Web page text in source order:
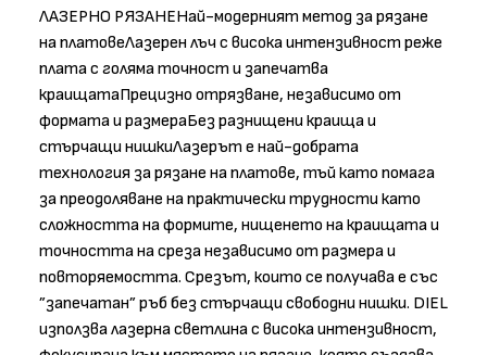
ЛАЗЕРНО РЯЗАНЕНай-модерният метод за рязане
на платовеЛазерен лъч с висока интензивност реже
плата с голяма точност и запечатва
краищатаПрецизно отрязване, независимо от
формата и размераБез разнищени краища и
стърчащи нишкиЛазерът е най-добрата
технология за рязане на платове, тъй като помага
за преодоляване на практически трудности като
сложността на формите, нищенето на краищата и
точността на среза независимо от размера и
повторяемостта. Срезът, които се получава е със
”запечатан” ръб без стърчащи свободни нишки. DIEL
използва лазерна светлина с висока интензивност,